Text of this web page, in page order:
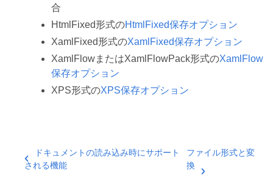
合
HtmlFixed形式のHtmlFixed保存オプション
XamlFixed形式のXamlFixed保存オプション
XamlFlowまたはXamlFlowPack形式のXamlFlow
保存オプション
XPS形式のXPS保存オプション
ドキュメントの読み込み時にサポート
される機能
ファイル形式と変
換